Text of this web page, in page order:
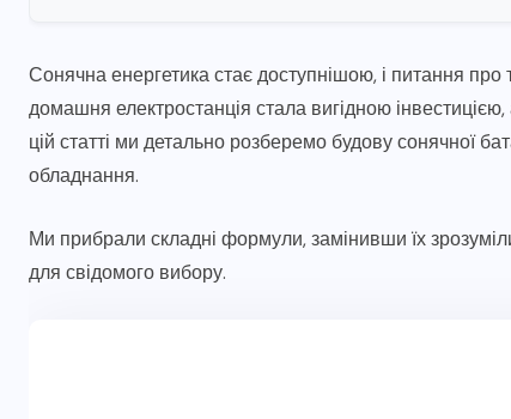
Сонячна енергетика стає доступнішою, і питання про
домашня електростанція стала вигідною
цій статті ми детально розберемо будову сонячної
обладнання.
Ми прибрали складні формули, замінивши їх
для свідомого вибору.